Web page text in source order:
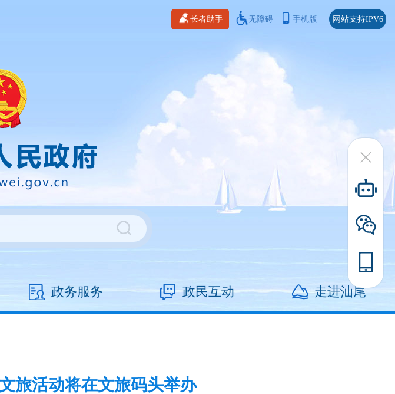
长者助手 无障碍 手机版 网站支持IPV6
政务服务 政民互动 走进汕尾
旅活动将在文旅码头举办